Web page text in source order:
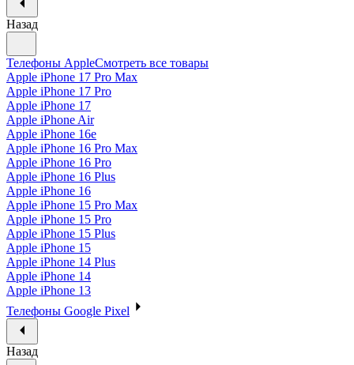
Назад
Телефоны AppleСмотреть все товары
Apple iPhone 17 Pro Max
Apple iPhone 17 Pro
Apple iPhone 17
Apple iPhone Air
Apple iPhone 16e
Apple iPhone 16 Pro Max
Apple iPhone 16 Pro
Apple iPhone 16 Plus
Apple iPhone 16
Apple iPhone 15 Pro Max
Apple iPhone 15 Pro
Apple iPhone 15 Plus
Apple iPhone 15
Apple iPhone 14 Plus
Apple iPhone 14
Apple iPhone 13
Телефоны Google Pixel
Назад